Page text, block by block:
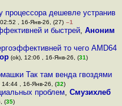
процессора дешевле устранив
, 16-Янв-26, (27) –1
и быстрей, Аноним
то чего AMD64
(ok), 12:06 , 16-Янв-26, (31)
Так там венда гвоздями
14:44 , 16-Янв-26, (32)
проблем,Смузихлеб
(35)